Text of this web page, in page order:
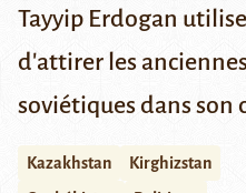
Tayyip Erdogan
d'attirer les
soviétiques dans son
Kazakhstan
Kirghizstan